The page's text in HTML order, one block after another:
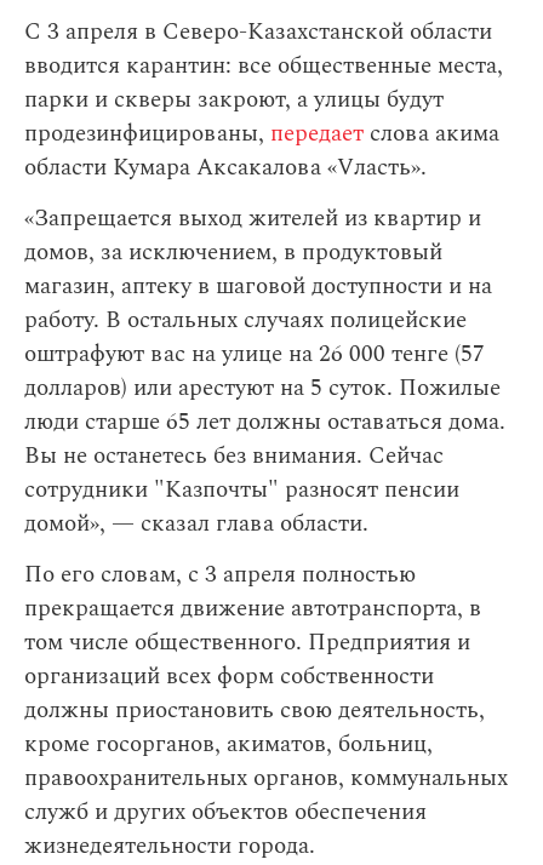
С 3 апреля в Северо-Казахстанской области
вводится карантин: все общественные места,
парки и скверы закроют, а улицы будут
продезинфицированы, передает слова акима
области Кумара Аксакалова «Vласть».
«Запрещается выход жителей из квартир и
домов, за исключением, в продуктовый
магазин, аптеку в шаговой доступности и на
работу. В остальных случаях полицейские
оштрафуют вас на улице на 26 000 тенге (57
долларов) или арестуют на 5 суток. Пожилые
люди старше 65 лет должны оставаться дома.
Вы не останетесь без внимания. Сейчас
сотрудники "Казпочты" разносят пенсии
домой», — сказал глава области.
По его словам, с 3 апреля полностью
прекращается движение автотранспорта, в
том числе общественного. Предприятия и
организаций всех форм собственности
должны приостановить свою деятельность,
кроме госорганов, акиматов, больниц,
правоохранительных органов, коммунальных
служб и других объектов обеспечения
жизнедеятельности города.